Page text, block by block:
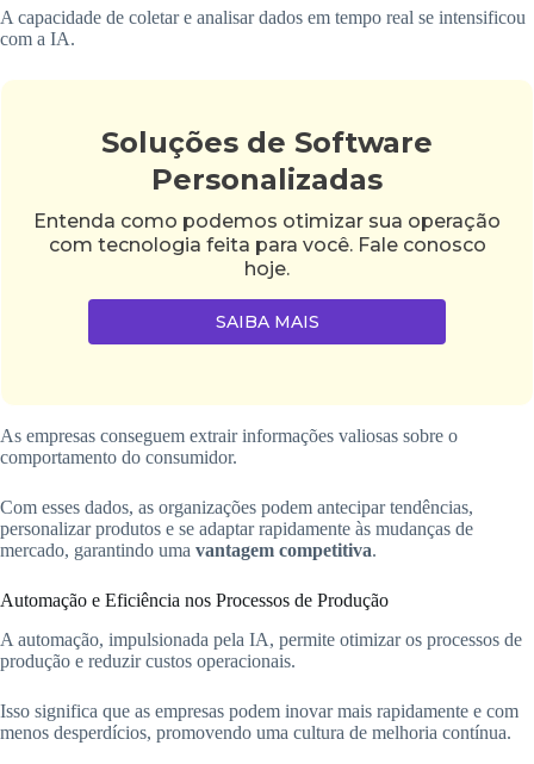
A capacidade de coletar e analisar dados em tempo real se intensificou
com a IA.
Soluções de Software
Personalizadas
Entenda como podemos otimizar sua operação
com tecnologia feita para você. Fale conosco
hoje.
SAIBA MAIS
As empresas conseguem extrair informações valiosas sobre o
comportamento do consumidor.
Com esses dados, as organizações podem antecipar tendências,
personalizar produtos e se adaptar rapidamente às mudanças de
mercado, garantindo uma vantagem competitiva.
Automação e Eficiência nos Processos de Produção
A automação, impulsionada pela IA, permite otimizar os processos de
produção e reduzir custos operacionais.
Isso significa que as empresas podem inovar mais rapidamente e com
menos desperdícios, promovendo uma cultura de melhoria contínua.